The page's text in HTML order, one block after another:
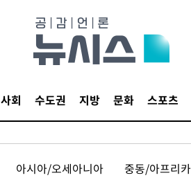
사회 수도권 지방 문화 스포츠
아시아/오세아니아 중동/아프리카